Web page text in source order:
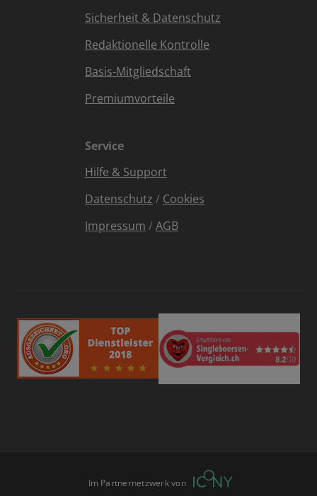
Sicherheit & Datenschutz
Redaktionelle Kontrolle
Basis-Mitgliedschaft
Premiumvorteile
Service
Hilfe & Support
Datenschutz / Cookies
Impressum /AGB
Im Partnernetzwerk von